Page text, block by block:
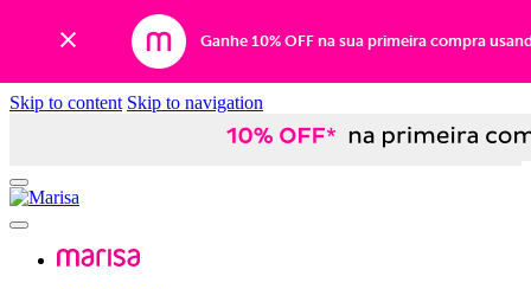
Ganhe 10% OFF na sua primeira compra
Skip to content Skip to navigation